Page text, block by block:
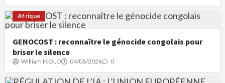
Afrique
GENOCOST : reconnaître le génocide congolais pour
briser le silence
William IKOLO 04/08/2026 0